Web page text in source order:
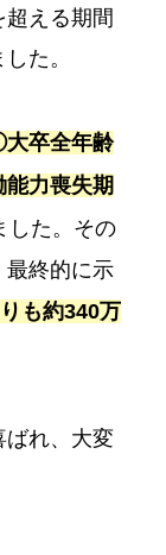
える期間
た。
卒全年齢
力喪失期
した。その
最終的に示
も約340万
ばれ、大変